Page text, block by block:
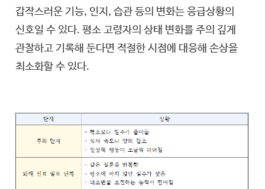
갑작스러운 기능, 인지, 습관 등의 변화는 응급상황의
신호일 수 있다. 평소 고령자의 상태 변화를 주의 깊게
관찰하고 기록해 둔다면 적절한 시점에 대응해 손상을
최소화할 수 있다.